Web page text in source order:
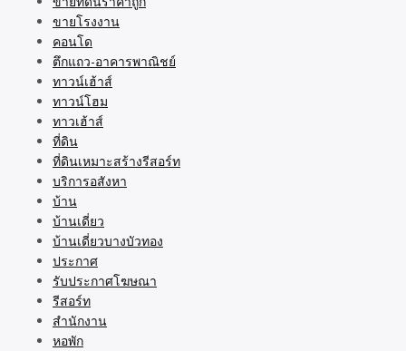
ขายโรงงาน
คอนโด
ตึกแถว-อาคารพาณิชย์
ทาวน์เฮ้าส์
ทาวน์โฮม
ทาวเฮ้าส์
ที่ดิน
ที่ดินเหมาะสร้างรีสอร์ท
บริการอสังหา
บ้าน
บ้านเดี่ยว
บ้านเดี่ยวบางบัวทอง
ประกาศ
รับประกาศโฆษณา
รีสอร์ท
สำนักงาน
หอพัก